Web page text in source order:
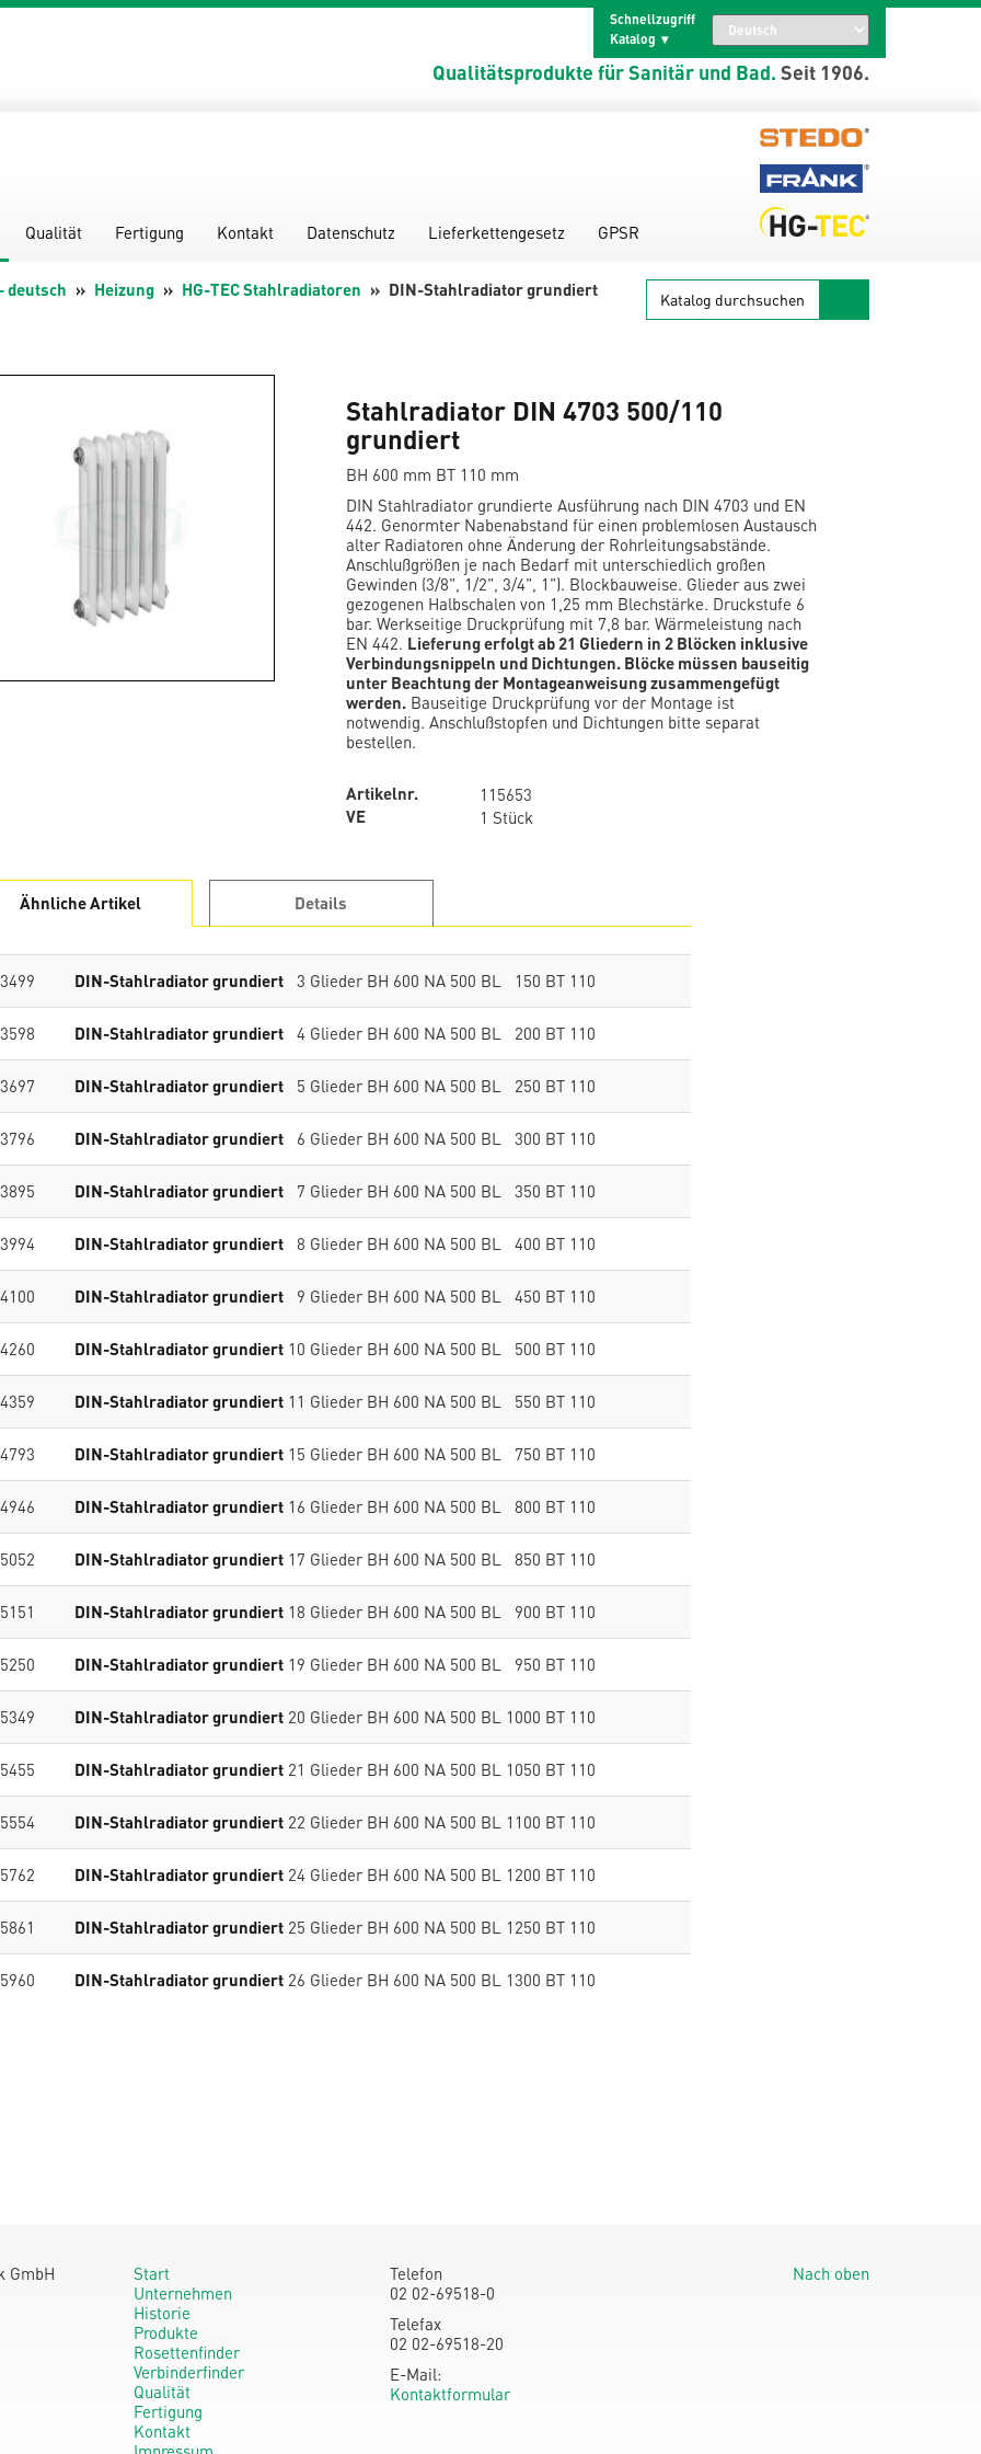
Schnellzugriff
Katalog
Qualitätsprodukte für Sanitär und Bad. Seit 1906.
Qualität Fertigung Kontakt Datenschutz Lieferkettengesetz GPSR
deutsch Heizung HG-TEC Stahlradiatoren DIN-Stahlradiator grundiert Katalog
durchsuchen
Stahlradiator DIN 4703 500/110
grundiert
BH 600 mm BT 110 mm
DIN Stahlradiator grundierte Ausführung nach DIN 4703 und EN
442. Genormter Nabenabstand für einen problemlosen Austausch
alter Radiatoren ohne Änderung der Rohrleitungsabstände.
Anschlußgrößen je nach Bedarf mit unterschiedlich großen
Gewinden (3/8", 1/2", 3/4", 1"). Blockbauweise. Glieder aus zwei
gezogenen Halbschalen von 1,25 mm Blechstärke. Druckstufe 6
bar. Werkseitige Druckprüfung mit 7,8 bar. Wärmeleistung nach
EN 442. Lieferung erfolgt ab 21 Gliedern in 2 Blöcken inklusive
Verbindungsnippeln und Dichtungen. Blöcke müssen bauseitig
unter Beachtung der Montageanweisung zusammengefügt
werden.Bauseitige Druckprüfung vor der Montage ist
notwendig. Anschlußstopfen und Dichtungen bitte separat
bestellen.
Artikelnr.
115653
VE
1 Stück
Ähnliche Artikel Details
DIN-Stahlradiator grundiert3 Glieder BH 600 NA 500 BL 150 BT 110
DIN-Stahlradiator grundiert4 Glieder BH 600 NA 500 BL 200 BT 110
DIN-Stahlradiator grundiert5 Glieder BH 600 NA 500 BL 250 BT 110
DIN-Stahlradiator grundiert6 Glieder BH 600 NA 500 BL 300 BT 110
DIN-Stahlradiator grundiert7 Glieder BH 600 NA 500 BL 350 BT 110
DIN-Stahlradiator grundiert8 Glieder BH 600 NA 500 BL 400 BT 110
DIN-Stahlradiator grundiert9 Glieder BH 600 NA 500 BL 450 BT 110
DIN-Stahlradiator grundiert10 Glieder BH 600 NA 500 BL 500 BT 110
DIN-Stahlradiator grundiert11 Glieder BH 600 NA 500 BL 550 BT 110
DIN-Stahlradiator grundiert15 Glieder BH 600 NA 500 BL 750 BT 110
DIN-Stahlradiator grundiert16 Glieder BH 600 NA 500 BL 800 BT 110
DIN-Stahlradiator grundiert17 Glieder BH 600 NA 500 BL 850 BT 110
DIN-Stahlradiator grundiert18 Glieder BH 600 NA 500 BL 900 BT 110
DIN-Stahlradiator grundiert19 Glieder BH 600 NA 500 BL 950 BT 110
DIN-Stahlradiator grundiert20 Glieder BH 600 NA 500 BL 1000 BT 110
DIN-Stahlradiator grundiert21 Glieder BH 600 NA 500 BL 1050 BT 110
DIN-Stahlradiator grundiert22 Glieder BH 600 NA 500 BL 1100 BT 110
DIN-Stahlradiator grundiert24 Glieder BH 600 NA 500 BL 1200 BT 110
DIN-Stahlradiator grundiert25 Glieder BH 600 NA 500 BL 1250 BT 110
DIN-Stahlradiator grundiert26 Glieder BH 600 NA 500 BL 1300 BT 110
GmbH
Start
Unternehmen
Historie
Produkte
Rosettenfinder
Verbinderfinder
Qualität
Fertigung
Kontakt
Telefon
02 02-69518-0
Telefax
02 02-69518-20
E-Mail:
Kontaktformular
Nach oben